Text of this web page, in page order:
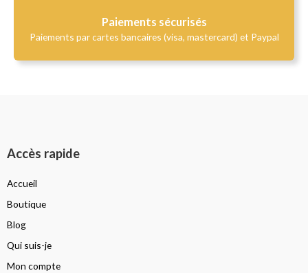
Paiements sécurisés
Paiements par cartes bancaires (visa, mastercard) et Paypal
Accès rapide
Accueil
Boutique
Blog
Qui suis-je
Mon compte